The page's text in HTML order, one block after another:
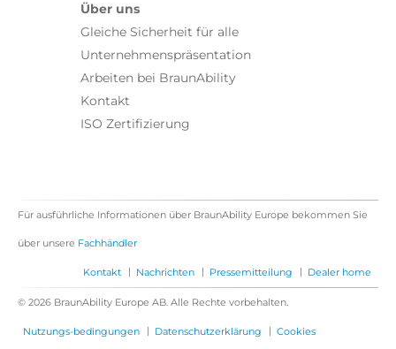
Über uns
Gleiche Sicherheit für alle
Unternehmenspräsentation
Arbeiten bei BraunAbility
Kontakt
ISO Zertifizierung
Für ausführliche Informationen über BraunAbility Europe bekommen Sie
über unsere Fachhändler
Kontakt | Nachrichten | Pressemitteilung | Dealer home
© 2026 BraunAbility Europe AB. Alle Rechte vorbehalten.
Nutzungs-bedingungen | Datenschutzerklärung | Cookies